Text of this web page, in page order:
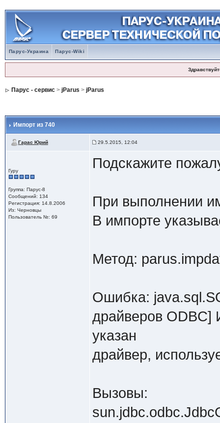
Парус-Украина Парус-Wiki
Парус - сервис> jParus > jParus
Импорт из 740
Гарас Юрий 29.5.2015, 12:04
Гуру
Группа: Парус-8
Сообщений: 134
Регистрация: 14.8.2006
Из: Черновцы
Пользователь №: 69
Подскажите
При выполнении
В импорте
Метод:
Ошибка:
драйверов ODBC]
указан
драйвер,
Вызовы: